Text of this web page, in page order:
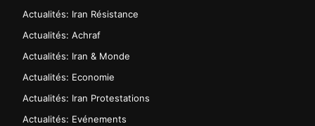
Actualités: Iran Résistance
Actualités: Achraf
Actualités: Iran & Monde
Actualités: Economie
Actualités: Iran Protestations
Actualités: Evénements